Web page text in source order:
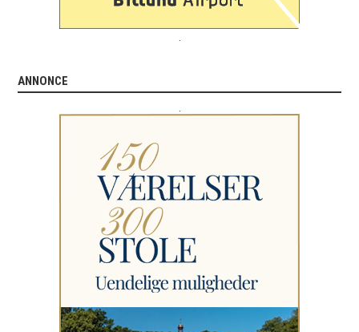
ANNONCE